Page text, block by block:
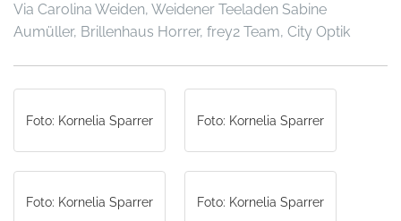
Via Carolina Weiden, Weidener Teeladen Sabine
Aumüller, Brillenhaus Horrer, frey2 Team, City Optik
Foto: Kornelia Sparrer Foto: Kornelia Sparrer
Foto: Kornelia Sparrer Foto: Kornelia Sparrer